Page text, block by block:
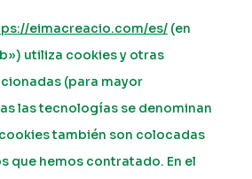
eimacreacio.com/es/(en
utiliza cookies y otras
(para mayor
las tecnologías se denominan
también son colocadas
que hemos contratado. En el